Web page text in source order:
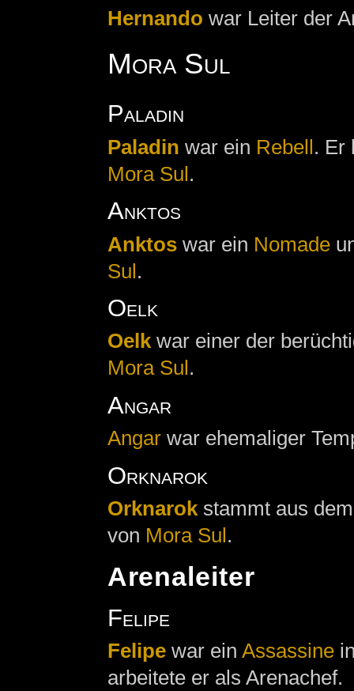
Hernando war Leiter der
Mora Sul
Paladin
Paladin war ein Rebell. Er
Mora Sul.
Anktos
Anktoswar ein Nomade
Sul.
Oelk
Oelkwar einer der
Mora Sul.
Angar
Angarwar ehemaliger
Orknarok
Orknarokstammt aus
von Mora Sul.
Arenaleiter
Felipe
Felipewar ein Assassine
arbeitete er als Arenachef.